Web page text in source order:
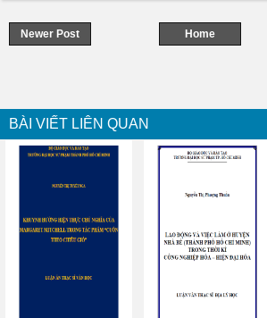
Newer Post Home
BÀI VIẾT LIÊN QUAN